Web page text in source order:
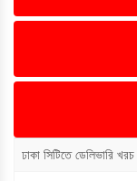
ঢাকা সিটিতে ডেলিভারি খরচ